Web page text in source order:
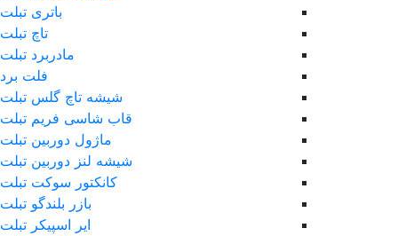
باتری تبلت
تاچ تبلت
مادربرد تبلت
فلت برد
شیشه تاچ گلس تبلت
قاب شاسی فریم تبلت
ماژول دوربین تبلت
شیشه لنز دوربین تبلت
کانکتور سوکت تبلت
بازر بلندگو تبلت
ایر اسپیکر تبلت